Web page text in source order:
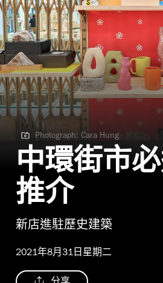
Photograph: Cara Hung
Photograph: Cara Hung
中環街市
推介
新店進駐歷史建築
2021年8月31日星期二